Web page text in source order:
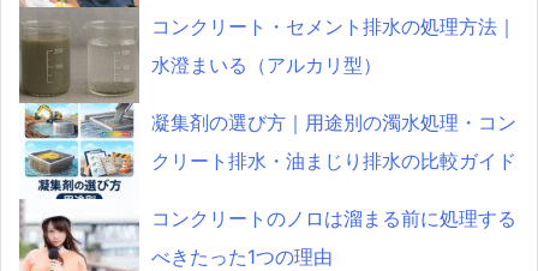
コンクリート・セメント排水の処理方法｜
水澄まいる（アルカリ型）
凝集剤の選び方｜用途別の濁水処理・コン
クリート排水・油まじり排水の比較ガイド
コンクリートのノロは溜まる前に処理する
べきたった1つの理由